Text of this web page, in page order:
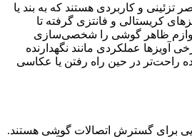
تزئینی و کاربردی هستند که به بند یا
کریستالی و فانتزی گرفته تا
ظاهر گوشی را شخصی‌سازی
آویزها عملکردی مانند نگهدارنده
راحت‌تر در حین راه رفتن یا عکاسی
برای گسترش اتصالات گوشی هستند.